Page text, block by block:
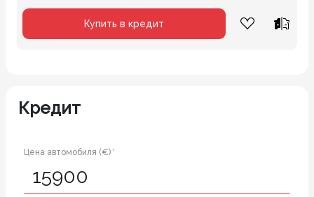
Купить в кредит
Кредит
Цена автомобиля (€) *